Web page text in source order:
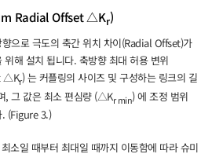
Radial Offset △Kr)
으로 극도의 축간 위치 차이(Radial Offset)가
위해 설치 됩니다. 축방향 최대 허용 변위
△Kr) 는 커플링의 사이즈 및 구성하는 링크의 길
, 그 값은 최소 편심량 (△Kr min) 에 조정 범위
. (Figure 3.)
소일 때부터 최대일 때까지 이동함에 따라 슈미